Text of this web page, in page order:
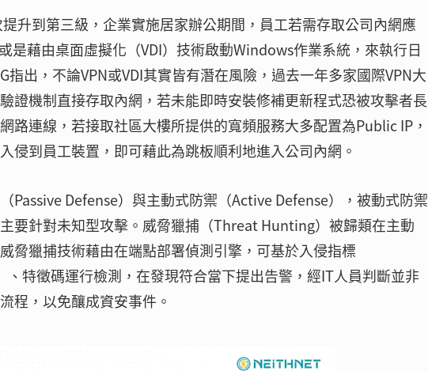
升到第三級，企業實施居家辦公期間，員工若需存取公司內網應
是藉由桌面虛擬化（VDI）技術啟動Windows作業系統，來執行日
出，不論VPN或VDI其實皆有潛在風險，過去一年多家國際VPN大
證機制直接存取內網，若未能即時安裝修補更新程式恐被攻擊者長
路連線，若接取社區大樓所提供的寬頻服務大多配置為Public IP，
侵到員工裝置，即可藉此為跳板順利地進入公司內網。
Passive Defense）與主動式防禦（Active Defense），被動式防禦
要針對未知型攻擊。威脅獵捕（Threat Hunting）被歸類在主動
脅獵捕技術藉由在端點部署偵測引擎，可基於入侵指標
特徵碼運行檢測，在發現符合當下提出告警，經IT人員判斷並非
程，以免釀成資安事件。